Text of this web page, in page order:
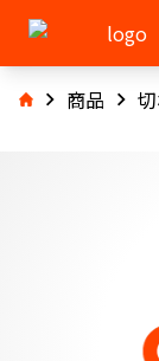
商品